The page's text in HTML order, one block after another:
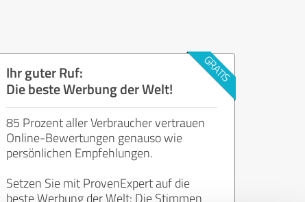
Ihr guter Ruf:
Die beste Werbung der Welt!
85 Prozent aller Verbraucher vertrauen
Online-Bewertungen genauso wie
persönlichen Empfehlungen.
Setzen Sie mit ProvenExpert auf die
beste Werbung der Welt: Die Stimmen